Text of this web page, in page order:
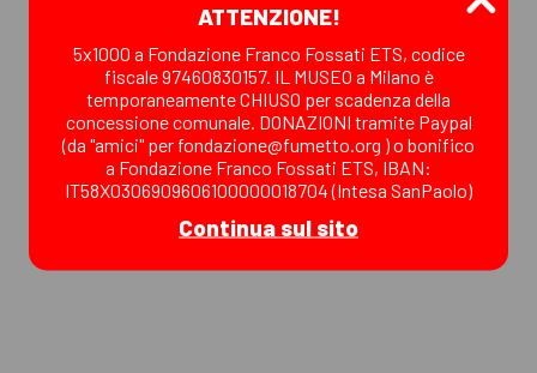
|| DA MODIFICARE
ore 18.30 - ingresso libero
ATTENZIONE!
5x1000 a Fondazione Franco Fossati ETS, codice
fiscale 97460830157. IL MUSEO a Milano è
temporaneamente CHIUSO per scadenza della
concessione comunale. DONAZIONI tramite Paypal
(da "amici" per fondazione@fumetto.org ) o bonifico
a Fondazione Franco Fossati ETS, IBAN:
IT58X0306909606100000018704 (Intesa SanPaolo)
Continua sul sito